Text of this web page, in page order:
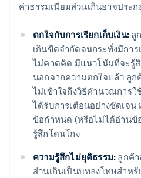
ค่าธรรมเนียมส่วนเกินอาจประ
ตกใจกับการเรียกเก็บเงิน: ลู
เกินขีดจำกัดจนกระทั่งมีการ
ไม่คาดคิด มีแนวโน้มที่จะรู้
นอกจากความตกใจแล้ว ลูก
ไม่เข้าใจถึงวิธีคํานวณการใ
ได้รับการเตือนอย่างชัดเจ
ข้อกําหนด (หรือไม่ได้อ่านข้
รู้สึกโดนโกง
ความรู้สึกไม่ยุติธรรม: ลูกค้
ส่วนเกินเป็นบทลงโทษสําห